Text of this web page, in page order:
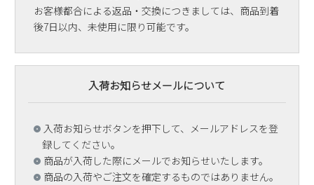
お客様都合による返品・交換につきましては、商品到着
後7日以内、未使用に限り可能です。
入荷お知らせメールについて
入荷お知らせボタンを押下して、メールアドレスを登
録してください。
商品が入荷した際にメールでお知らせいたします。
商品の入荷やご注文を確定するものではありません。